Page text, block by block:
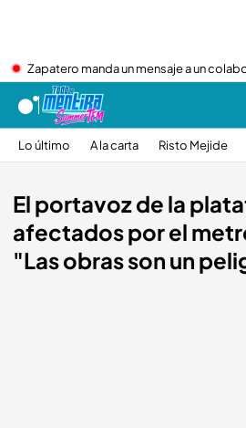
Zapatero manda un mensaje a un
Lo último A la carta Risto Mejide
El portavoz de la
afectados por el
"Las obras son un